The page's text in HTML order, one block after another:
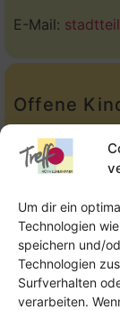
Um dir ein
Technologien
speichern und/
Technologien
Surfverhalten
verarbeiten.
E-Mail:
Offene
Tel.:Telefon:
E-Mail:
Offene
Tel: